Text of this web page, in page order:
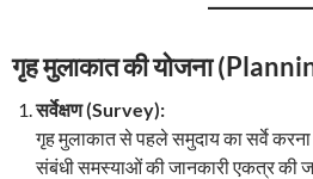
गृह मुलाकात की योजना
सर्वेक्षण (Survey):
गृह मुलाकात से पहले समुदाय का सर्वे
संबंधी समस्याओं की जानकारी एकत्र की